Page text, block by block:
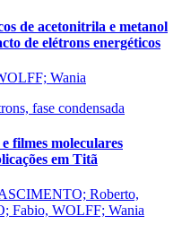
de acetonitrila e metanol
de elétrons energéticos
Wania
fase condensada
filmes moleculares
em Titã
Roberto,
Fabio, WOLFF; Wania